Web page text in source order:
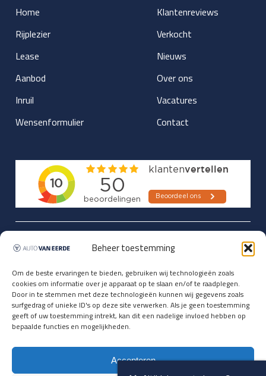
Beheer toestemming
Om de beste ervaringen te bieden, gebruiken wij technologieën zoals
cookies om informatie over je apparaat op te slaan en/of te raadplegen.
Door in te stemmen met deze technologieën kunnen wij gegevens zoals
surfgedrag of unieke ID's op deze site verwerken. Als je geen toestemming
geeft of uw toestemming intrekt, kan dit een nadelige invloed hebben op
bepaalde functies en mogelijkheden.
Accepteren
Home
Rijplezier
Lease
Aanbod
Inruil
Wensenformulier
Klantenreviews
Verkocht
Nieuws
Over ons
Vacatures
Contact
Updates over nieuwbinnen-komers
vóórdat ze op de portals staan?
Registreer je hier.
E-mailadres *